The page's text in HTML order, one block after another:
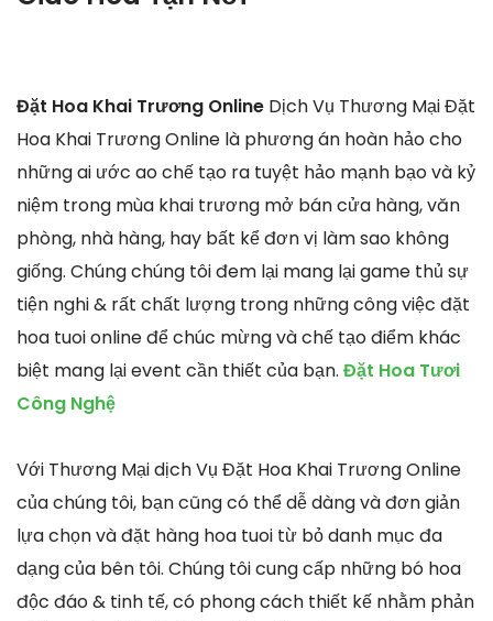
Đặt Hoa Khai Trương Online Dịch Vụ Thương Mại Đặt
Hoa Khai Trương Online là phương án hoàn hảo cho
những ai ước ao chế tạo ra tuyệt hảo mạnh bạo và kỷ
niệm trong mùa khai trương mở bán cửa hàng, văn
phòng, nhà hàng, hay bất kể đơn vị làm sao không
giống. Chúng chúng tôi đem lại mang lại game thủ sự
tiện nghi & rất chất lượng trong những công việc đặt
hoa tuoi online để chúc mừng và chế tạo điểm khác
biệt mang lại event cần thiết của bạn. Đặt Hoa Tươi
Công Nghệ
Với Thương Mại dịch Vụ Đặt Hoa Khai Trương Online
của chúng tôi, bạn cũng có thể dễ dàng và đơn giản
lựa chọn và đặt hàng hoa tuoi từ bỏ danh mục đa
dạng của bên tôi. Chúng tôi cung cấp những bó hoa
độc đáo & tinh tế, có phong cách thiết kế nhằm phản